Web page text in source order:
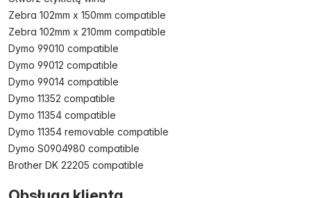
Zebra 102mm x 150mm compatible
Zebra 102mm x 210mm compatible
Dymo 99010 compatible
Dymo 99012 compatible
Dymo 99014 compatible
Dymo 11352 compatible
Dymo 11354 compatible
Dymo 11354 removable compatible
Dymo S0904980 compatible
Brother DK 22205 compatible